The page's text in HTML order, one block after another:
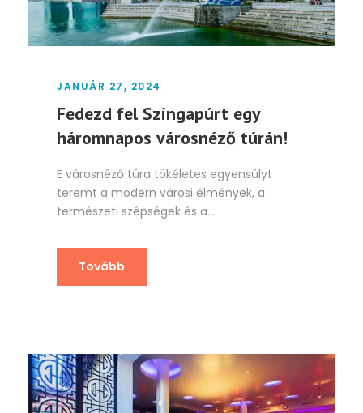
JANUÁR 27, 2024
Fedezd fel Szingapúrt egy
háromnapos városnéző túrán!
E városnéző túra tökéletes egyensúlyt
teremt a modern városi élmények, a
természeti szépségek és a...
Tovább